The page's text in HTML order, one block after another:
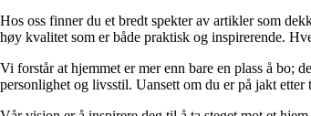
Hos oss finner du et bredt spekter av artikler som
høy kvalitet som er både praktisk og inspirerende.
Vi forstår at hjemmet er mer enn bare en plass å bo;
personlighet og livsstil. Uansett om du er på jakt